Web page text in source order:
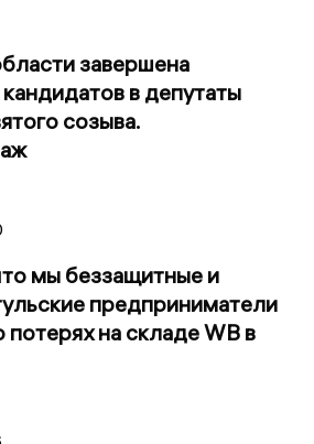
завершена
в депутаты
созыва.
мы беззащитные и
предприниматели
потерях на складе WB в